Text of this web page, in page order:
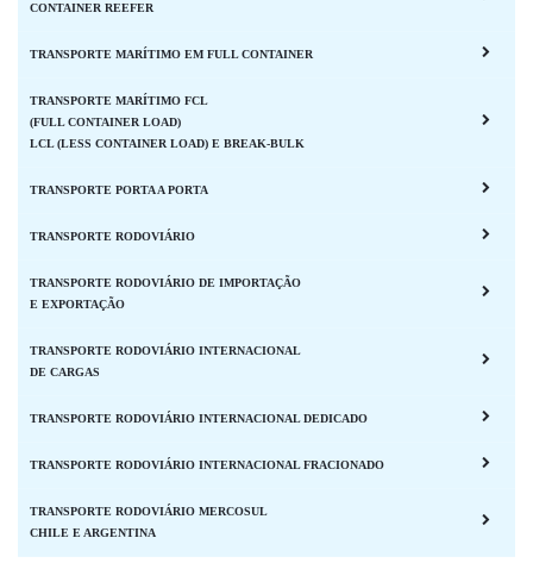
CONTAINER REEFER
TRANSPORTE MARÍTIMO EM FULL CONTAINER
TRANSPORTE MARÍTIMO FCL
(FULL CONTAINER LOAD)
LCL (LESS CONTAINER LOAD) E BREAK-BULK
TRANSPORTE PORTA A PORTA
TRANSPORTE RODOVIÁRIO
TRANSPORTE RODOVIÁRIO DE IMPORTAÇÃO
E EXPORTAÇÃO
TRANSPORTE RODOVIÁRIO INTERNACIONAL
DE CARGAS
TRANSPORTE RODOVIÁRIO INTERNACIONAL DEDICADO
TRANSPORTE RODOVIÁRIO INTERNACIONAL FRACIONADO
TRANSPORTE RODOVIÁRIO MERCOSUL
CHILE E ARGENTINA